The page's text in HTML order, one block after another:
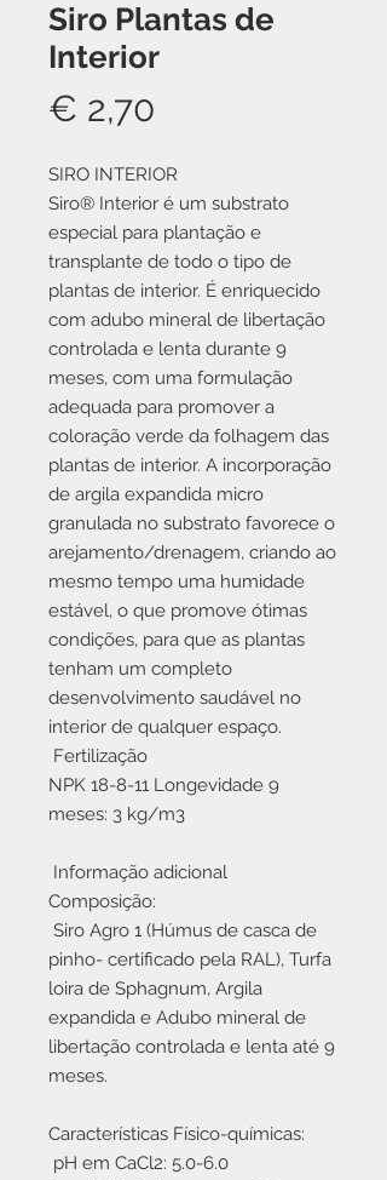
Siro Plantas de
Interior
€ 2,70
SIRO INTERIOR
Siro® Interior é um substrato
especial para plantação e
transplante de todo o tipo de
plantas de interior. É enriquecido
com adubo mineral de libertação
controlada e lenta durante 9
meses, com uma formulação
adequada para promover a
coloração verde da folhagem das
plantas de interior. A incorporação
de argila expandida micro
granulada no substrato favorece o
arejamento/drenagem, criando ao
mesmo tempo uma humidade
estável, o que promove ótimas
condições, para que as plantas
tenham um completo
desenvolvimento saudável no
interior de qualquer espaço.
Fertilização
NPK 18-8-11 Longevidade 9
meses: 3 kg/m3
Informação adicional
Composição:
Siro Agro 1 (Húmus de casca de
pinho- certificado pela RAL), Turfa
loira de Sphagnum, Argila
expandida e Adubo mineral de
libertação controlada e lenta até 9
meses.
Características Físico-químicas:
pH em CaCl2: 5.0-6.0